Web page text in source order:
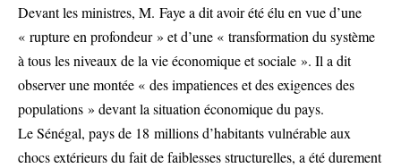
Devant les ministres, M. Faye a dit avoir été élu en vue d’une
« rupture en profondeur » et d’une « transformation du système
à tous les niveaux de la vie économique et sociale ». Il a dit
observer une montée « des impatiences et des exigences des
populations » devant la situation économique du pays.
Le Sénégal, pays de 18 millions d’habitants vulnérable aux
chocs extérieurs du fait de faiblesses structurelles, a été durement